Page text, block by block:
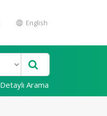
English
Detaylı Arama